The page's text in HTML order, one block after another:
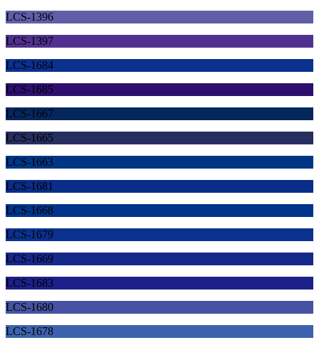
LCS-1396
LCS-1397
LCS-1684
LCS-1685
LCS-1667
LCS-1665
LCS-1663
LCS-1681
LCS-1668
LCS-1679
LCS-1669
LCS-1683
LCS-1680
LCS-1678